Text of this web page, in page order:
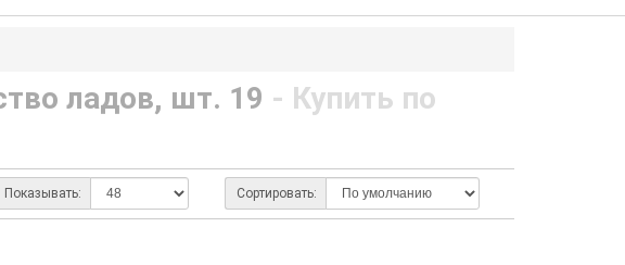
ладов, шт. 19 - Купить по
Сортировать:
Показывать: